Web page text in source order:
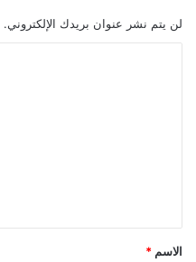
لن يتم نشر عنوان بريدك الإلكتروني.
*
الاسم *